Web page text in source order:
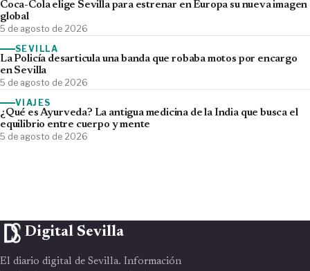
Coca-Cola elige Sevilla para estrenar en Europa su nueva imagen
global
5 de agosto de 2026
SEVILLA
La Policía desarticula una banda que robaba motos por encargo
en Sevilla
5 de agosto de 2026
VIAJES
¿Qué es Ayurveda? La antigua medicina de la India que busca el
equilibrio entre cuerpo y mente
5 de agosto de 2026
Digital Sevilla
El diario digital de Sevilla. Información